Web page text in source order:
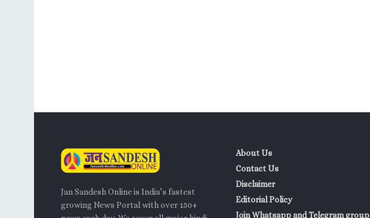
Jan Sandesh Online is India’s fastest
growing News Portal with over 150+
About Us
Contact Us
Disclaimer
Editorial Policy
Join Whatsapp and Telegram group